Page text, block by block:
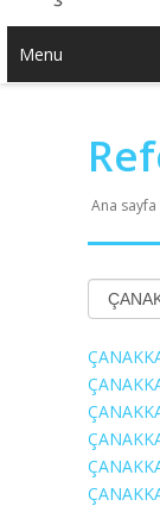
Menu
Ana sayfa